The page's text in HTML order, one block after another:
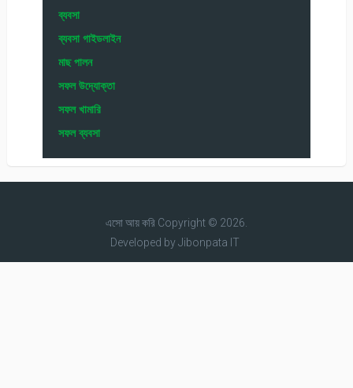
ব্যবসা
ব্যবসা গাইডলাইন
মাছ পালন
সফল উদ্যোক্তা
সফল খামারি
সফল ব্যবসা
এসো আয় করিCopyright © 2026.
Developed byJibonpata IT